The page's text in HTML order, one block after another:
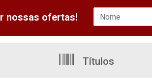
nossas ofertas!
Títulos